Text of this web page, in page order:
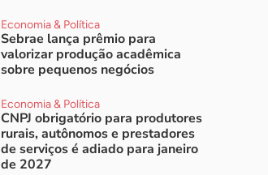
Economia & Política
Sebrae lança prêmio para
valorizar produção acadêmica
sobre pequenos negócios
Economia & Política
CNPJ obrigatório para produtores
rurais, autônomos e prestadores
de serviços é adiado para janeiro
de 2027